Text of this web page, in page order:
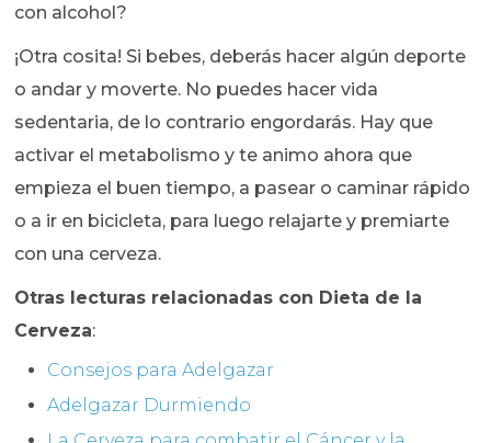
con alcohol?
¡Otra cosita! Si bebes, deberás hacer algún deporte
o andar y moverte. No puedes hacer vida
sedentaria, de lo contrario engordarás. Hay que
activar el metabolismo y te animo ahora que
empieza el buen tiempo, a pasear o caminar rápido
o a ir en bicicleta, para luego relajarte y premiarte
con una cerveza.
Otras lecturas relacionadas con Dieta de la
Cerveza:
Consejos para Adelgazar
Adelgazar Durmiendo